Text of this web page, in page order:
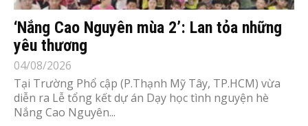
‘Nắng Cao Nguyên mùa 2’: Lan tỏa những
yêu thương
04/08/2026
Tại Trường Phổ cập (P.Thạnh Mỹ Tây, TP.HCM) vừa
diễn ra Lễ tổng kết dự án Dạy học tình nguyện hè
Nắng Cao Nguyên...